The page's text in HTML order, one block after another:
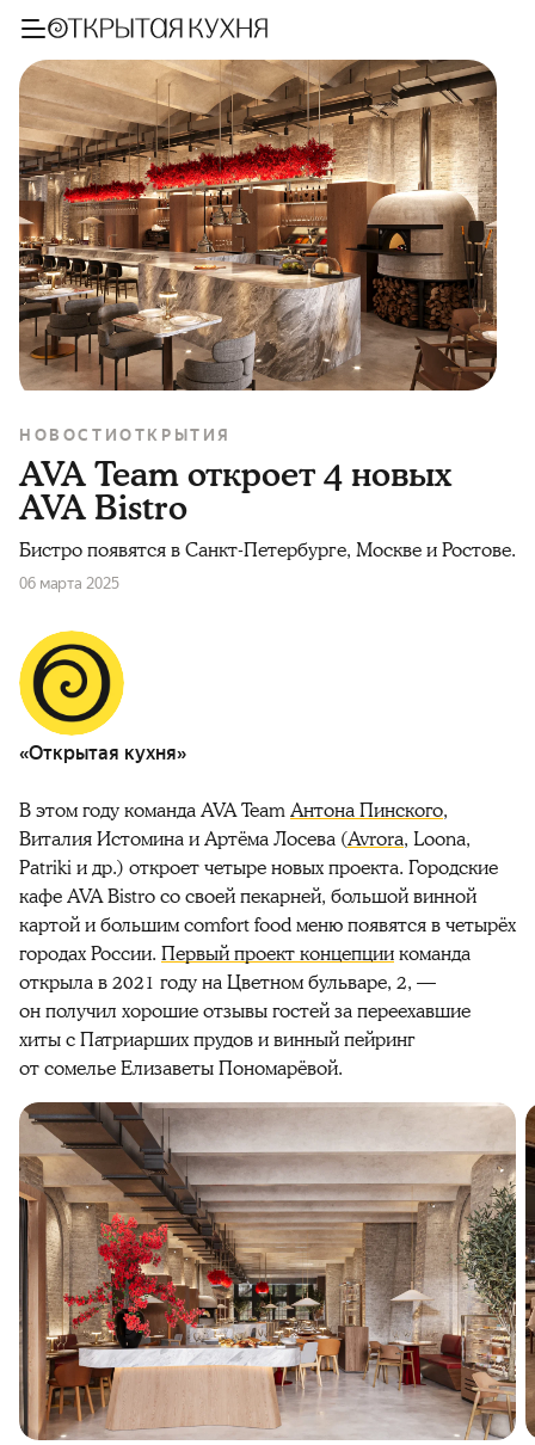
НОВОСТИОТКРЫТИЯ
AVA Team откроет 4 новых
AVA Bistro
Бистро появятся в Санкт-Петербурге, Москве и Ростове.
06 марта 2025
«Открытая кухня»
В этом году команда AVA TeamАнтона Пинского,
Виталия Истомина и Артёма Лосева (Avrora, Loona,
Patriki и др.) откроет четыре новых проекта. Городские
кафе AVA Bistro со своей пекарней, большой винной
картой и большим comfort food меню появятся в четырёх
городах России. Первый проект концепциикоманда
открыла в 2021 году на Цветном бульваре, 2, —
он получил хорошие отзывы гостейза переехавшие
хиты с Патриарших прудов и винный пейринг
от сомелье Елизаветы Пономарёвой.